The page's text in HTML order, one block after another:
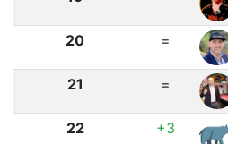
20 =
21 =
22 +3